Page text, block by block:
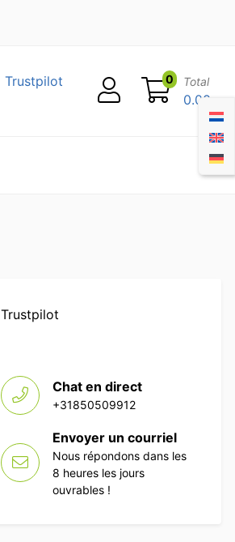
Trustpilot 0 Total
0.00
Trustpilot
Chat en direct
+31850509912
Envoyer un courriel
Nous répondons dans les
8 heures les jours
ouvrables !